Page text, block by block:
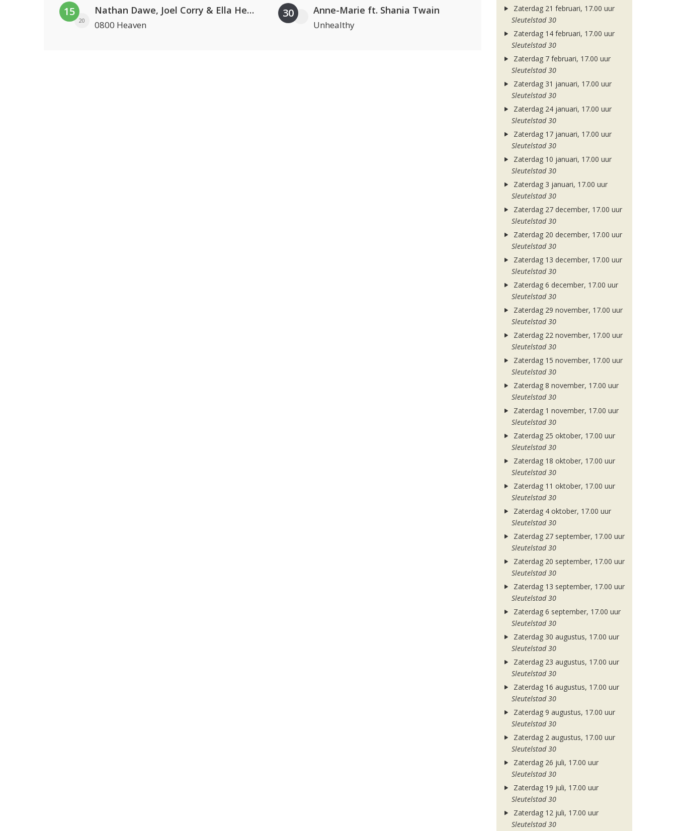
15
20
Nathan Dawe, Joel Corry & Ella Henderson
0800 Heaven
30 Anne-Marie ft. Shania Twain
Unhealthy
Zaterdag 21 februari, 17.00 uur
Sleutelstad 30
Zaterdag 14 februari, 17.00 uur
Sleutelstad 30
Zaterdag 7 februari, 17.00 uur
Sleutelstad 30
Zaterdag 31 januari, 17.00 uur
Sleutelstad 30
Zaterdag 24 januari, 17.00 uur
Sleutelstad 30
Zaterdag 17 januari, 17.00 uur
Sleutelstad 30
Zaterdag 10 januari, 17.00 uur
Sleutelstad 30
Zaterdag 3 januari, 17.00 uur
Sleutelstad 30
Zaterdag 27 december, 17.00 uur
Sleutelstad 30
Zaterdag 20 december, 17.00 uur
Sleutelstad 30
Zaterdag 13 december, 17.00 uur
Sleutelstad 30
Zaterdag 6 december, 17.00 uur
Sleutelstad 30
Zaterdag 29 november, 17.00 uur
Sleutelstad 30
Zaterdag 22 november, 17.00 uur
Sleutelstad 30
Zaterdag 15 november, 17.00 uur
Sleutelstad 30
Zaterdag 8 november, 17.00 uur
Sleutelstad 30
Zaterdag 1 november, 17.00 uur
Sleutelstad 30
Zaterdag 25 oktober, 17.00 uur
Sleutelstad 30
Zaterdag 18 oktober, 17.00 uur
Sleutelstad 30
Zaterdag 11 oktober, 17.00 uur
Sleutelstad 30
Zaterdag 4 oktober, 17.00 uur
Sleutelstad 30
Zaterdag 27 september, 17.00 uur
Sleutelstad 30
Zaterdag 20 september, 17.00 uur
Sleutelstad 30
Zaterdag 13 september, 17.00 uur
Sleutelstad 30
Zaterdag 6 september, 17.00 uur
Sleutelstad 30
Zaterdag 30 augustus, 17.00 uur
Sleutelstad 30
Zaterdag 23 augustus, 17.00 uur
Sleutelstad 30
Zaterdag 16 augustus, 17.00 uur
Sleutelstad 30
Zaterdag 9 augustus, 17.00 uur
Sleutelstad 30
Zaterdag 2 augustus, 17.00 uur
Sleutelstad 30
Zaterdag 26 juli, 17.00 uur
Sleutelstad 30
Zaterdag 19 juli, 17.00 uur
Sleutelstad 30
Zaterdag 12 juli, 17.00 uur
Sleutelstad 30